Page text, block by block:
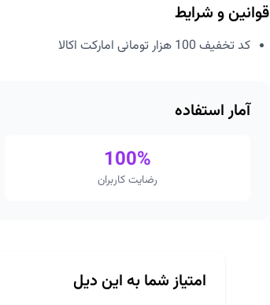
قوانین و شرایط
کد تخفیف 100 هزار تومانی امارکت اکالا
آمار استفاده
100%
رضایت کاربران
امتیاز شما به این دیل